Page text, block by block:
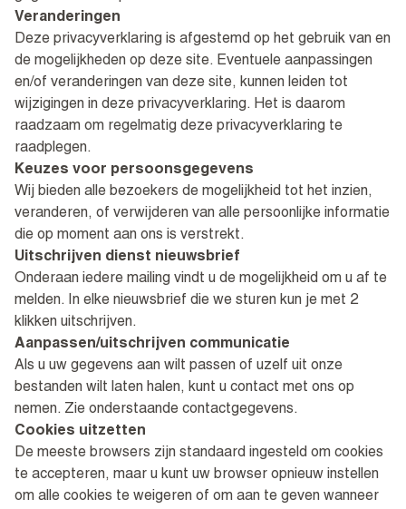
Veranderingen
Deze privacyverklaring is afgestemd op het gebruik van en
de mogelijkheden op deze site. Eventuele aanpassingen
en/of veranderingen van deze site, kunnen leiden tot
wijzigingen in deze privacyverklaring. Het is daarom
raadzaam om regelmatig deze privacyverklaring te
raadplegen.
Keuzes voor persoonsgegevens
Wij bieden alle bezoekers de mogelijkheid tot het inzien,
veranderen, of verwijderen van alle persoonlijke informatie
die op moment aan ons is verstrekt.
Uitschrijven dienst nieuwsbrief
Onderaan iedere mailing vindt u de mogelijkheid om u af te
melden. In elke nieuwsbrief die we sturen kun je met 2
klikken uitschrijven.
Aanpassen/uitschrijven communicatie
Als u uw gegevens aan wilt passen of uzelf uit onze
bestanden wilt laten halen, kunt u contact met ons op
nemen. Zie onderstaande contactgegevens.
Cookies uitzetten
De meeste browsers zijn standaard ingesteld om cookies
te accepteren, maar u kunt uw browser opnieuw instellen
om alle cookies te weigeren of om aan te geven wanneer